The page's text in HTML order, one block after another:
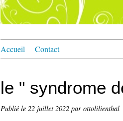
Accueil Contact
le " syndrome
Publié le 22 juillet 2022 par ottolilienthal